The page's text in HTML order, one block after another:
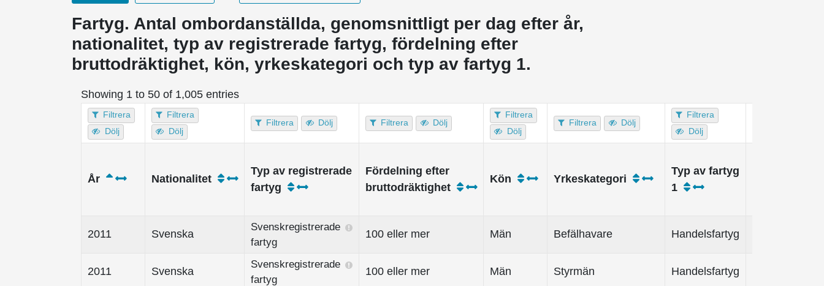
Fartyg. Antal ombordanställda, genomsnittligt per dag efter år,
nationalitet, typ av registrerade fartyg, fördelning efter
bruttodräktighet, kön, yrkeskategori och typ av fartyg 1.
Showing 1 to 50 of 1,005 entries
Filtrera
Dölj
Filtrera
Dölj
Filtrera Dölj Filtrera Dölj
Filtrera
Dölj
Filtrera Dölj
Filtrera
Dölj
År Nationalitet
Typ av registrerade
fartyg
Fördelning efter
bruttodräktighet
Kön Yrkeskategori
Typ av fartyg
1
2011 Svenska
Svenskregistrerade
fartyg
100 eller mer Män Befälhavare Handelsfartyg
2011 Svenska
Svenskregistrerade
fartyg
100 eller mer Män Styrmän Handelsfartyg